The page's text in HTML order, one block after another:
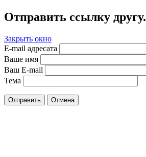
Отправить ссылку другу.
Закрыть окно
E-mail адресата
Ваше имя
Ваш E-mail
Тема
Отправить Отмена